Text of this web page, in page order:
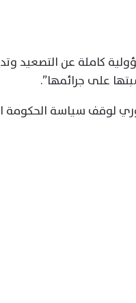
كاملة عن التصعيد
على جرائمها”.
لوقف سياسة الحكومة